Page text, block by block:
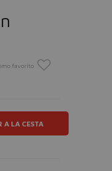
favorito
A LA CESTA